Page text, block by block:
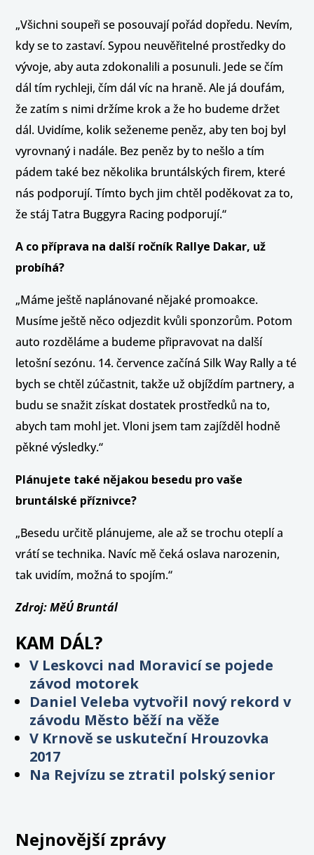
„Všichni soupeři se posouvají pořád dopředu. Nevím,
kdy se to zastaví. Sypou neuvěřitelné prostředky do
vývoje, aby auta zdokonalili a posunuli. Jede se čím
dál tím rychleji, čím dál víc na hraně. Ale já doufám,
že zatím s nimi držíme krok a že ho budeme držet
dál. Uvidíme, kolik seženeme peněz, aby ten boj byl
vyrovnaný i nadále. Bez peněz by to nešlo a tím
pádem také bez několika bruntálských firem, které
nás podporují. Tímto bych jim chtěl poděkovat za to,
že stáj Tatra Buggyra Racing podporují.“
A co příprava na další ročník Rallye Dakar, už
probíhá?
„Máme ještě naplánované nějaké promoakce.
Musíme ještě něco odjezdit kvůli sponzorům. Potom
auto rozděláme a budeme připravovat na další
letošní sezónu. 14. července začíná Silk Way Rally a té
bych se chtěl zúčastnit, takže už objíždím partnery, a
budu se snažit získat dostatek prostředků na to,
abych tam mohl jet. Vloni jsem tam zajížděl hodně
pěkné výsledky.“
Plánujete také nějakou besedu pro vaše
bruntálské příznivce?
„Besedu určitě plánujeme, ale až se trochu oteplí a
vrátí se technika. Navíc mě čeká oslava narozenin,
tak uvidím, možná to spojím.“
Zdroj: MěÚ Bruntál
KAM DÁL?
V Leskovci nad Moravicí se pojede
závod motorek
Daniel Veleba vytvořil nový rekord v
závodu Město běží na věže
V Krnově se uskuteční Hrouzovka
2017
Na Rejvízu se ztratil polský senior
Nejnovější zprávy